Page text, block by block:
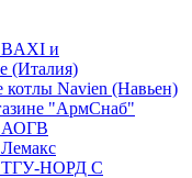
BAXI и
(Италия)
котлы Navien (Навьен)
"АрмСнаб"
АОГВ
ТГУ-НОРД С